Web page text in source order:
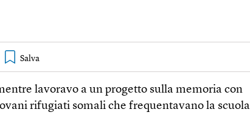
lavoravo a un progetto sulla memoria con
rifugiati somali che frequentavano la scuola